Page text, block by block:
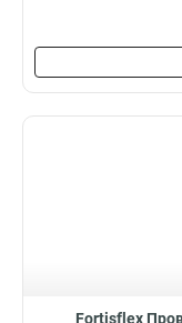
Fortisflex